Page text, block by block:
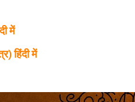
में
हिंदी में